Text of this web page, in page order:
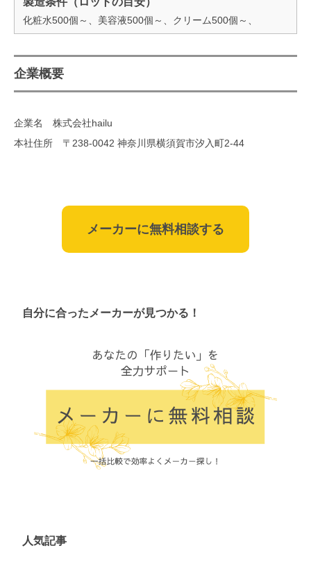
化粧水500個～、美容液500個～、クリーム500個～、
企業概要
企業名 株式会社hailu
本社住所 〒238-0042 神奈川県横須賀市汐入町2-44
メーカーに無料相談する
自分に合ったメーカーが見つかる！
人気記事